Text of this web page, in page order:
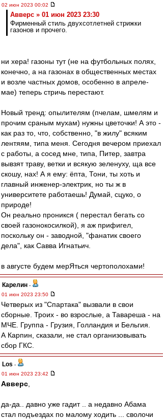
02 июн 2023 00:02
Авверс » 01 июн 2023 23:30
Фирменный стиль двухсотлетней стрижки
газонов и прочего.
ни хера! газоны тут (не на футбольных полях,
конечно, а на газонах в общественных местах
и возле частных домов, особенно в апреле-
мае) теперь стричь перестают.
Новый тренд: опылителям (пчелам, шмелям и
прочим сраным мухам) нужны цветочки! А это -
как раз то, что, собственно, "в жилу" всяким
лентяям, типа меня. Сегодня вечером приехал
с работы, а сосед мне, типа, Питер, завтра
вывзят траву, ветки и всякую зеленуху, ща все
скошу, нах! А я ему: ёпта, Тони, ты хоть и
главный инженер-электрик, но ты ж в
университете работаешь! Думай, сцуко, о
природе!
Он реально проникся ( перестал бегать со
своей газонокосилкой), я аж прифигел,
поскольку он - заводной, "фанатик своего
дела", как Савва Игнатьич.
в августе будем мерЯться чертополохами!
Карелин -
01 июн 2023 23:50
Четверых из "Спартака" вызвали в свои
сборные. Троих - во взрослые, а Тавареша - на
МЧЕ. Группа - Грузия, Голландия и Бельгия.
А Карпин, сказали, не стал организовывать
сбор ГКС.
Los -
01 июн 2023 23:42
Авверс
да-да.. давно уже гадит .. а недавно Абама
стал подъездах по малому ходить ... сволочи